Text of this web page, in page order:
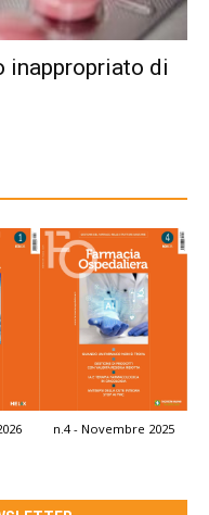
inappropriato di
n.4 - Novembre 2025